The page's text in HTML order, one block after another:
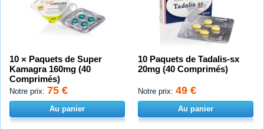
10 × Paquets de Super
Kamagra 160mg (40
Comprimés)
Notre prix: 75 €
Au panier
10 Paquets de Tadalis-sx
20mg (40 Comprimés)
Notre prix: 49 €
Au panier